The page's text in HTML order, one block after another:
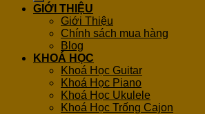
GIỚI THIỆU
Giới Thiệu
Chính sách mua hàng
Blog
KHOÁ HỌC
Khoá Học Guitar
Khoá Học Piano
Khoá Học Ukulele
Khoá Học Trống Cajon